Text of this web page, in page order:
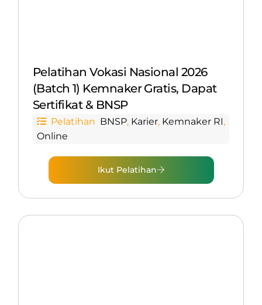
Pelatihan Vokasi Nasional 2026
(Batch 1) Kemnaker Gratis, Dapat
Sertifikat & BNSP
Pelatihan BNSP, Karier, Kemnaker RI,
Online
Ikut Pelatihan